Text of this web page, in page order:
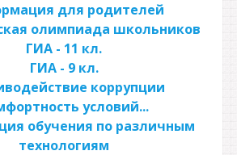
для родителей
олимпиада школьников
ГИА - 11 кл.
ГИА - 9 кл.
коррупции
условий...
обучения по различным
технологиям